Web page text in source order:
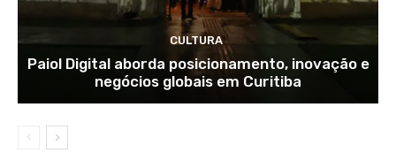
CULTURA
Paiol Digital aborda posicionamento, inovação e
negócios globais em Curitiba